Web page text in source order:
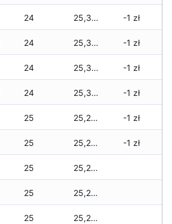
24 25,355 zł -1 zł
24 25,355 zł -1 zł
24 25,335 zł -1 zł
24 25,315 zł -1 zł
25 25,295 zł -1 zł
25 25,295 zł -1 zł
25 25,275 zł
25 25,275 zł
25 25,275 zł